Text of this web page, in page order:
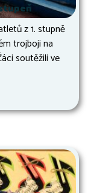
z 1. stupně
trojboji na
soutěžili ve